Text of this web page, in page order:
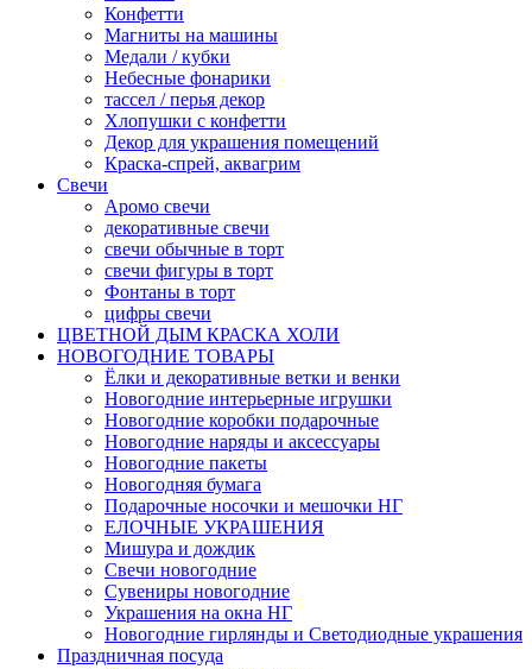
Конфетти
Магниты на машины
Медали / кубки
Небесные фонарики
тассел / перья декор
Хлопушки с конфетти
Декор для украшения помещений
Краска-спрей, аквагрим
Свечи
Аромо свечи
декоративные свечи
свечи обычные в торт
свечи фигуры в торт
Фонтаны в торт
цифры свечи
ЦВЕТНОЙ ДЫМ КРАСКА ХОЛИ
НОВОГОДНИЕ ТОВАРЫ
Ёлки и декоративные ветки и венки
Новогодние интерьерные игрушки
Новогодние коробки подарочные
Новогодние наряды и аксессуары
Новогодние пакеты
Новогодняя бумага
Подарочные носочки и мешочки НГ
ЕЛОЧНЫЕ УКРАШЕНИЯ
Мишура и дождик
Свечи новогодние
Сувениры новогодние
Украшения на окна НГ
Новогодние гирлянды и Светодиодные украшения
Праздничная посуда